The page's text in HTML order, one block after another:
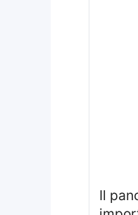
Il panorama videoludico del 2025 si caratterizza per numerose novità e decisioni strategiche di alcuni tra i più